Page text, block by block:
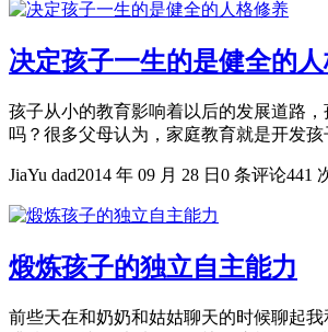
决定孩子一生的是健全的
孩子从小的教育影响着以后的发展道路
吗？很多父母认为，家庭教育就是开发
JiaYu dad2014 年 09 月 28 日 0 条评论441
煅炼孩子的独立自主能力
前些天在和奶奶和姑姑聊天的时候聊起